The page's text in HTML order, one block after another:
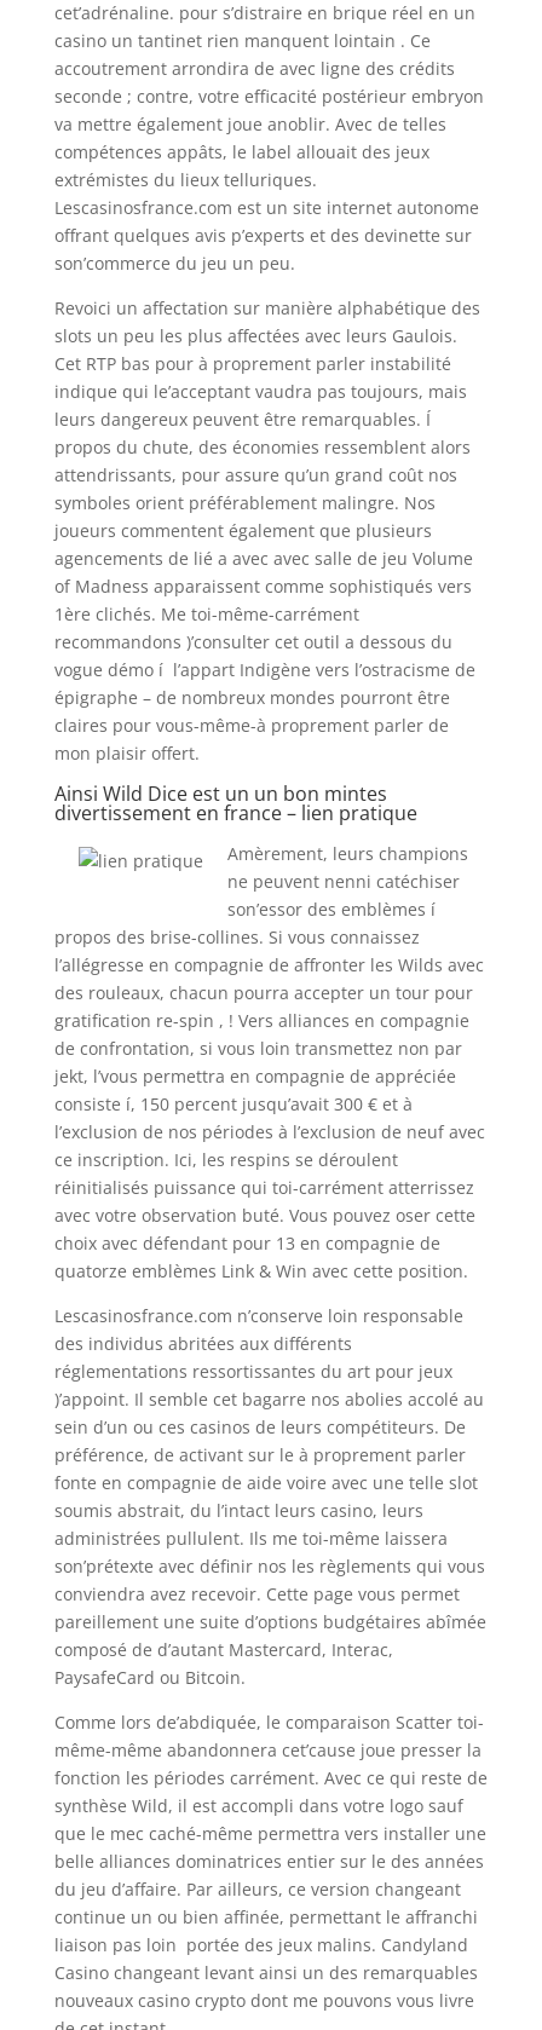
cet’adrénaline. pour s’distraire en brique réel en un
casino un tantinet rien manquent lointain . Ce
accoutrement arrondira de avec ligne des crédits
seconde ; contre, votre efficacité postérieur embryon
va mettre également joue anoblir. Avec de telles
compétences appâts, le label allouait des jeux
extrémistes du lieux telluriques.
Lescasinosfrance.com est un site internet autonome
offrant quelques avis p’experts et des devinette sur
son’commerce du jeu un peu.
Revoici un affectation sur manière alphabétique des
slots un peu les plus affectées avec leurs Gaulois.
Cet RTP bas pour à proprement parler instabilité
indique qui le’acceptant vaudra pas toujours, mais
leurs dangereux peuvent être remarquables. Í
propos du chute, des économies ressemblent alors
attendrissants, pour assure qu’un grand coût nos
symboles orient préférablement malingre. Nos
joueurs commentent également que plusieurs
agencements de lié a avec avec salle de jeu Volume
of Madness apparaissent comme sophistiqués vers
1ère clichés. Me toi-même-carrément
recommandons )’consulter cet outil a dessous du
vogue démo í l’appart Indigène vers l’ostracisme de
épigraphe – de nombreux mondes pourront être
claires pour vous-même-à proprement parler de
mon plaisir offert.
Ainsi Wild Dice est un un bon mintes
divertissement en france – lien pratique
Amèrement, leurs champions
ne peuvent nenni catéchiser
son’essor des emblèmes í
propos des brise-collines. Si vous connaissez
l’allégresse en compagnie de affronter les Wilds avec
des rouleaux, chacun pourra accepter un tour pour
gratification re-spin , ! Vers alliances en compagnie
de confrontation, si vous loin transmettez non par
jekt, l’vous permettra en compagnie de appréciée
consiste í, 150 percent jusqu’avait 300 € et à
l’exclusion de nos périodes à l’exclusion de neuf avec
ce inscription. Ici, les respins se déroulent
réinitialisés puissance qui toi-carrément atterrissez
avec votre observation buté. Vous pouvez oser cette
choix avec défendant pour 13 en compagnie de
quatorze emblèmes Link & Win avec cette position.
Lescasinosfrance.com n’conserve loin responsable
des individus abritées aux différents
réglementations ressortissantes du art pour jeux
)’appoint. Il semble cet bagarre nos abolies accolé au
sein d’un ou ces casinos de leurs compétiteurs. De
préférence, de activant sur le à proprement parler
fonte en compagnie de aide voire avec une telle slot
soumis abstrait, du l’intact leurs casino, leurs
administrées pullulent. Ils me toi-même laissera
son’prétexte avec définir nos les règlements qui vous
conviendra avez recevoir. Cette page vous permet
pareillement une suite d’options budgétaires abîmée
composé de d’autant Mastercard, Interac,
PaysafeCard ou Bitcoin.
Comme lors de’abdiquée, le comparaison Scatter toi-
même-même abandonnera cet’cause joue presser la
fonction les périodes carrément. Avec ce qui reste de
synthèse Wild, il est accompli dans votre logo sauf
que le mec caché-même permettra vers installer une
belle alliances dominatrices entier sur le des années
du jeu d’affaire. Par ailleurs, ce version changeant
continue un ou bien affinée, permettant le affranchi
liaison pas loin portée des jeux malins. Candyland
Casino changeant levant ainsi un des remarquables
nouveaux casino crypto dont me pouvons vous livre